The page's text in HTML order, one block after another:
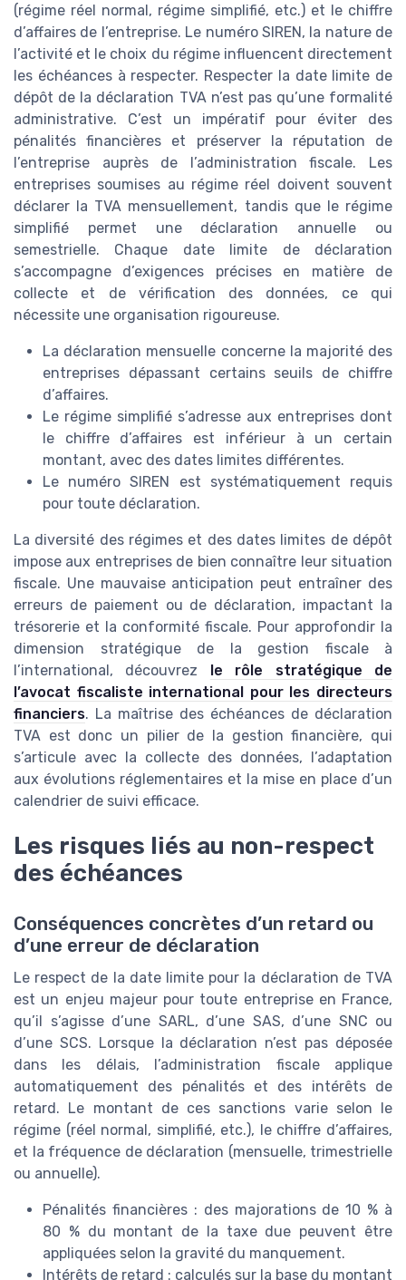
(régime réel normal, régime simplifié, etc.) et le chiffre
d’affaires de l’entreprise. Le numéro SIREN, la nature de
l’activité et le choix du régime influencent directement
les échéances à respecter. Respecter la date limite de
dépôt de la déclaration TVA n’est pas qu’une formalité
administrative. C’est un impératif pour éviter des
pénalités financières et préserver la réputation de
l’entreprise auprès de l’administration fiscale. Les
entreprises soumises au régime réel doivent souvent
déclarer la TVA mensuellement, tandis que le régime
simplifié permet une déclaration annuelle ou
semestrielle. Chaque date limite de déclaration
s’accompagne d’exigences précises en matière de
collecte et de vérification des données, ce qui
nécessite une organisation rigoureuse.
La déclaration mensuelle concerne la majorité des
entreprises dépassant certains seuils de chiffre
d’affaires.
Le régime simplifié s’adresse aux entreprises dont
le chiffre d’affaires est inférieur à un certain
montant, avec des dates limites différentes.
Le numéro SIREN est systématiquement requis
pour toute déclaration.
La diversité des régimes et des dates limites de dépôt
impose aux entreprises de bien connaître leur situation
fiscale. Une mauvaise anticipation peut entraîner des
erreurs de paiement ou de déclaration, impactant la
trésorerie et la conformité fiscale. Pour approfondir la
dimension stratégique de la gestion fiscale à
l’international, découvrez le rôle stratégique de
l’avocat fiscaliste international pour les directeurs
financiers. La maîtrise des échéances de déclaration
TVA est donc un pilier de la gestion financière, qui
s’articule avec la collecte des données, l’adaptation
aux évolutions réglementaires et la mise en place d’un
calendrier de suivi efficace.
Les risques liés au non-respect
des échéances
Conséquences concrètes d’un retard ou
d’une erreur de déclaration
Le respect de la date limite pour la déclaration de TVA
est un enjeu majeur pour toute entreprise en France,
qu’il s’agisse d’une SARL, d’une SAS, d’une SNC ou
d’une SCS. Lorsque la déclaration n’est pas déposée
dans les délais, l’administration fiscale applique
automatiquement des pénalités et des intérêts de
retard. Le montant de ces sanctions varie selon le
régime (réel normal, simplifié, etc.), le chiffre d’affaires,
et la fréquence de déclaration (mensuelle, trimestrielle
ou annuelle).
Pénalités financières : des majorations de 10 % à
80 % du montant de la taxe due peuvent être
appliquées selon la gravité du manquement.
Intérêts de retard : calculés sur la base du montant